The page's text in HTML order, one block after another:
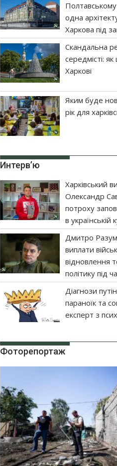
одна
Харкова під
Скандальна
середмісті:
Харкові
Яким буде
рік для
Интерв’ю
Харківський
Олександр
потроху
в українській
Дмитро
виплати
відновлення
політику під
Діагнози
параноїк та
експерт з
Фоторепортаж